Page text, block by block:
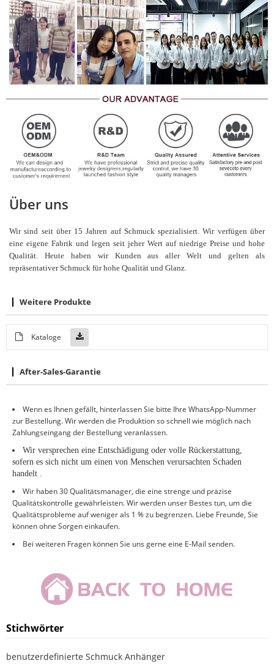
Über uns
Wir sind seit über 15 Jahren auf Schmuck spezialisiert. Wir verfügen über
eine eigene Fabrik und legen seit jeher Wert auf niedrige Preise und hohe
Qualität. Heute haben wir Kunden aus aller Welt und gelten als
repräsentativer Schmuck für hohe Qualität und Glanz.
Weitere Produkte
Kataloge
After-Sales-Garantie
Wenn es Ihnen gefällt, hinterlassen Sie bitte Ihre WhatsApp-Nummer
zur Bestellung. Wir werden die Produktion so schnell wie möglich nach
Zahlungseingang der Bestellung veranlassen.
Wir versprechen eine Entschädigung oder volle Rückerstattung,
sofern es sich nicht um einen von Menschen verursachten Schaden
handelt
Wir haben 30 Qualitätsmanager, die eine strenge und präzise
Qualitätskontrolle gewährleisten. Wir werden unser Bestes tun, um die
Qualitätsprobleme auf weniger als 1 % zu begrenzen. Liebe Freunde, Sie
können ohne Sorgen einkaufen.
Bei weiteren Fragen können Sie uns gerne eine E-Mail senden.
Stichwörter
benutzerdefinierte Schmuck Anhänger